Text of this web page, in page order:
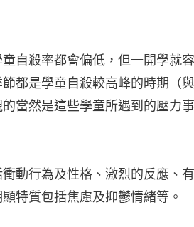
自殺率都會偏低，但一開學就
都是學童自殺較高峰的時期（
當然是這些學童所遇到的壓力事
動行為及性格、激烈的反應、
特質包括焦慮及抑鬱情緒等。